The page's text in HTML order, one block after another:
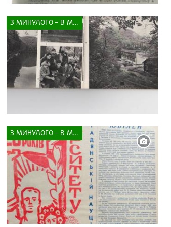
З МИНУЛОГО – В МАЙБУТНЄ
З МИНУЛОГО – В МАЙБУТНЄ